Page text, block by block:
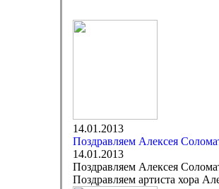
14.01.2013
Поздравляем Алексея
14.01.2013
Поздравляем Алексея
Поздравляем артиста хора